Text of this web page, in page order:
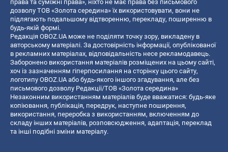
права та суміжні права», ніхто не має права без письмового
дозволу ТОВ «Золота середина» їх використовувати, вони не
підлягають подальшому відтворенню, перекладу, поширенню в
будь-якій формі.
Редакція OBOZ.UA може не поділяти точку зору, викладену в
авторському матеріалі. За достовірність інформації, опублікованої
в рекламних матеріалах, відповідальність несе рекламодавець.
Заборонено використання матеріалів розміщених на цьому сайті,
хоч із зазначенням гіперпосилання на сторінку цього сайту,
логотипу OBOZ.UA або будь-якого іншого згадування, але без
письмового дозволу Редакції/ТОВ «Золота середина»
Незаконним використанням матеріалів буде вважатися: будь-яке
копiювання, публiкацiя, передрук, наступне поширення,
використання, переробка з використанням, включенням до
складу інших матеріалів, розповсюдження, адаптація, переклад
та інші подібні зміни матеріалу.